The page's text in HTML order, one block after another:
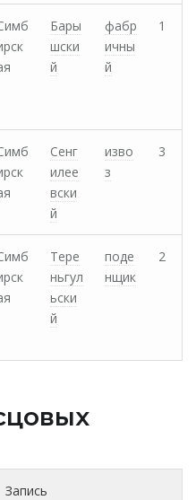
Бары
шски
й
фабр
ичны
й
1
Сенг
илее
вски
й
изво
з
3
Тере
ньгул
ьски
й
поде
нщик
2
Запись